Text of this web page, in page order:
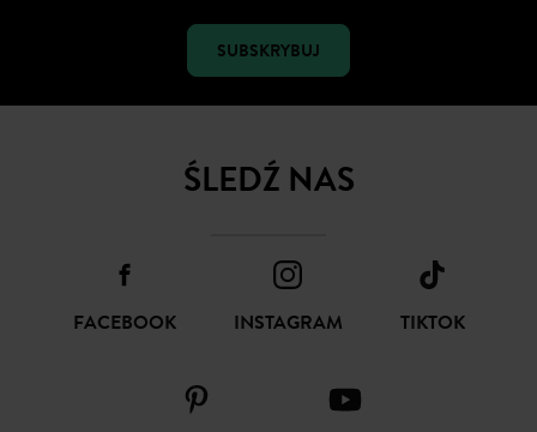
SUBSKRYBUJ
ŚLEDŹ NAS
FACEBOOK INSTAGRAM TIKTOK